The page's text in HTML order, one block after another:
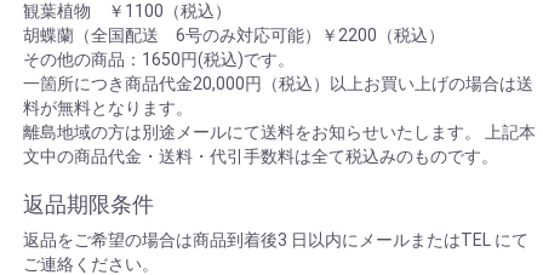
観葉植物 ￥1100（税込）
胡蝶蘭（全国配送 6号のみ対応可能）￥2200（税込）
その他の商品：1650円(税込)です。
一箇所につき商品代金20,000円（税込）以上お買い上げの場合は送
料が無料となります。
離島地域の方は別途メールにて送料をお知らせいたします。 上記本
文中の商品代金・送料・代引手数料は全て税込みのものです。
返品期限条件
返品をご希望の場合は商品到着後3 日以内にメールまたはTEL にて
ご連絡ください。